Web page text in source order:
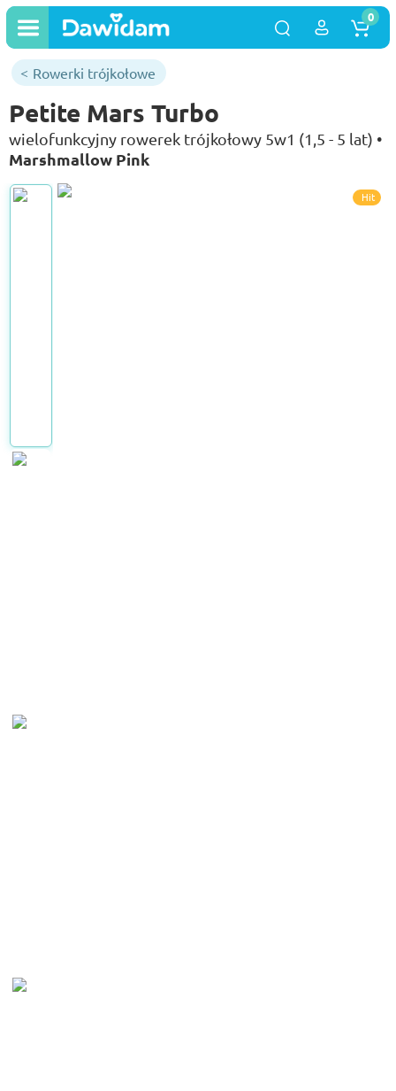
0
Rowerki trójkołowe
Petite Mars Turbo
wielofunkcyjny rowerek trójkołowy 5w1 (1,5 - 5 lat) •
Marshmallow Pink
Hit